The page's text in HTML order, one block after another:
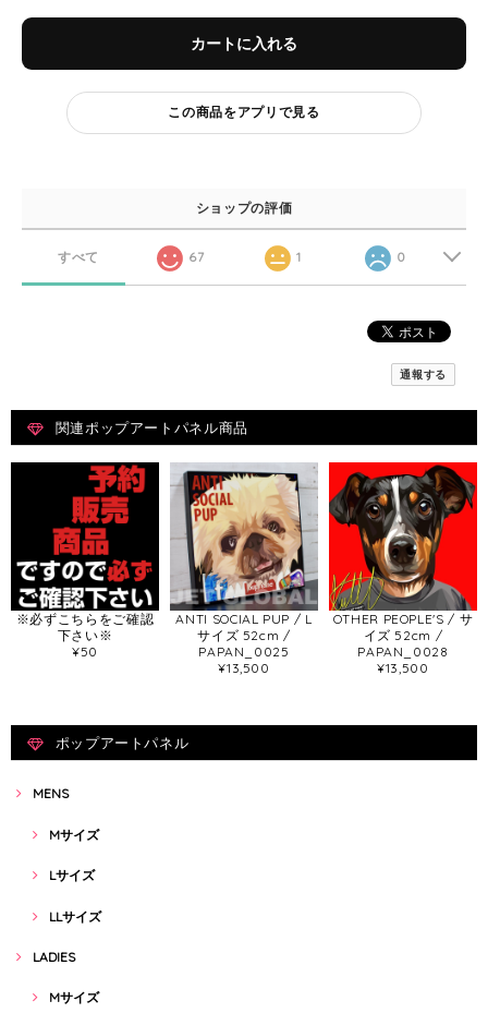
カートに入れる
この商品をアプリで見る
ショップの評価
すべて 67 1 0
通報する
関連ポップアートパネル商品
※必ずこちらをご確認
下さい※
¥50
ANTI SOCIAL PUP / L
サイズ 52cm /
PAPAN_0025
¥13,500
OTHER PEOPLE'S / サ
イズ 52cm /
PAPAN_0028
¥13,500
ポップアートパネル
MENS
Mサイズ
Lサイズ
LLサイズ
LADIES
Mサイズ